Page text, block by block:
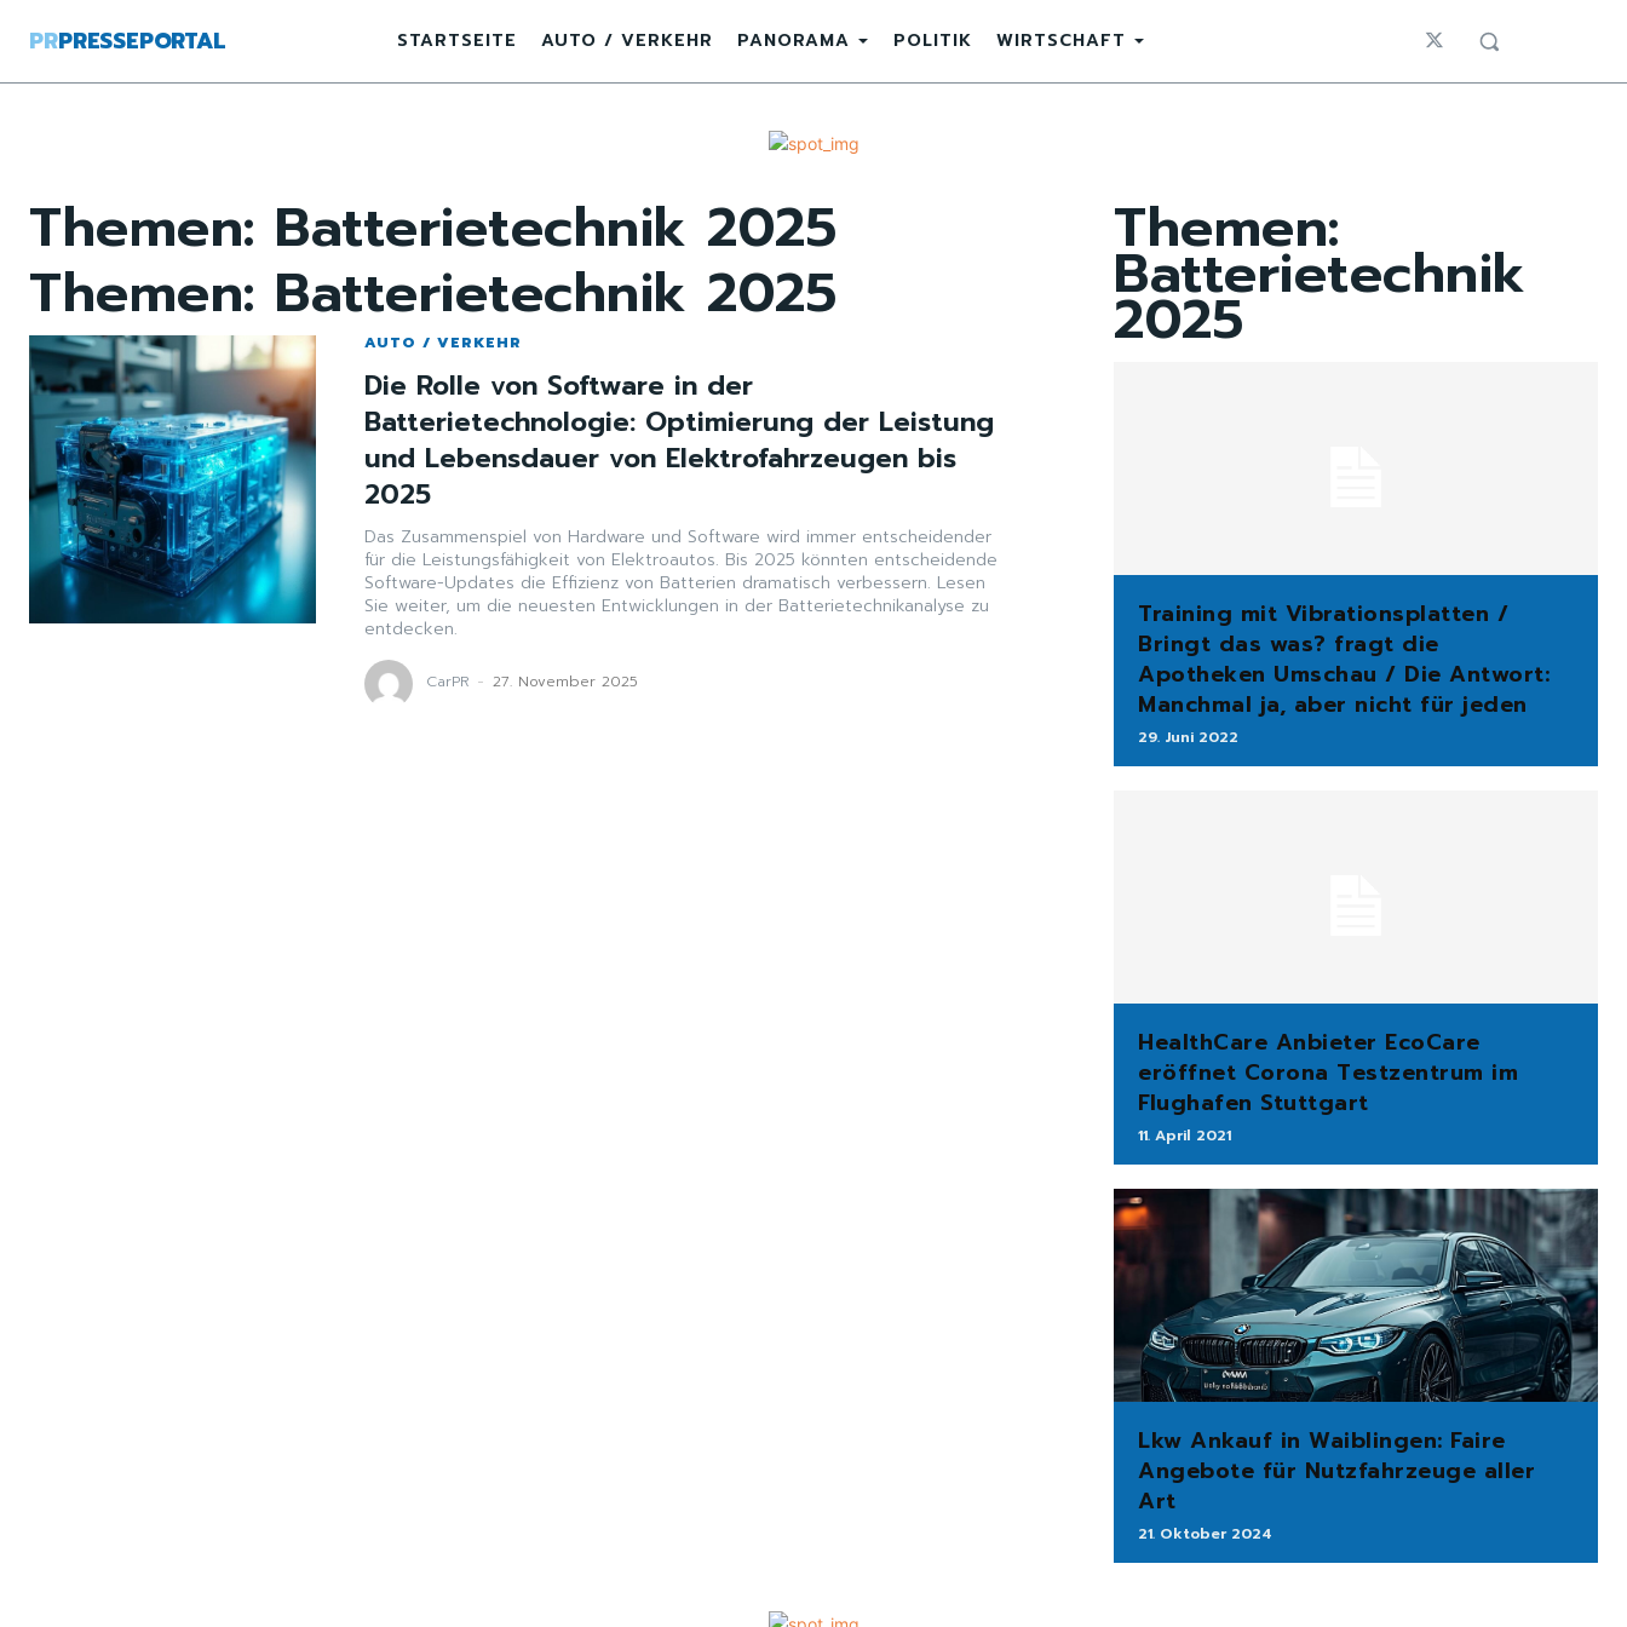
PRPRESSEPORTAL STARTSEITE AUTO / VERKEHR PANORAMA POLITIK WIRTSCHAFT
Themen: Batterietechnik 2025
Themen: Batterietechnik 2025
AUTO / VERKEHR
Die Rolle von Software in der
Batterietechnologie: Optimierung der Leistung
und Lebensdauer von Elektrofahrzeugen bis
2025
Das Zusammenspiel von Hardware und Software wird immer entscheidender
für die Leistungsfähigkeit von Elektroautos. Bis 2025 könnten entscheidende
Software-Updates die Effizienz von Batterien dramatisch verbessern. Lesen
Sie weiter, um die neuesten Entwicklungen in der Batterietechnikanalyse zu
entdecken.
CarPR - 27. November 2025
Themen:
Batterietechnik
2025
Training mit Vibrationsplatten /
Bringt das was? fragt die
Apotheken Umschau / Die Antwort:
Manchmal ja, aber nicht für jeden
29. Juni 2022
HealthCare Anbieter EcoCare
eröffnet Corona Testzentrum im
Flughafen Stuttgart
11. April 2021
Lkw Ankauf in Waiblingen: Faire
Angebote für Nutzfahrzeuge aller
Art
21. Oktober 2024